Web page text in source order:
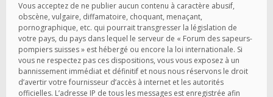
Vous acceptez de ne publier aucun contenu à caractère abusif,
obscène, vulgaire, diffamatoire, choquant, menaçant,
pornographique, etc. qui pourrait transgresser la législation de
votre pays, du pays dans lequel le serveur de « Forum des sapeurs-
pompiers suisses » est hébergé ou encore la loi internationale. Si
vous ne respectez pas ces dispositions, vous vous exposez à un
bannissement immédiat et définitif et nous nous réservons le droit
d’avertir votre fournisseur d’accès à internet et les autorités
officielles. L’adresse IP de tous les messages est enregistrée afin